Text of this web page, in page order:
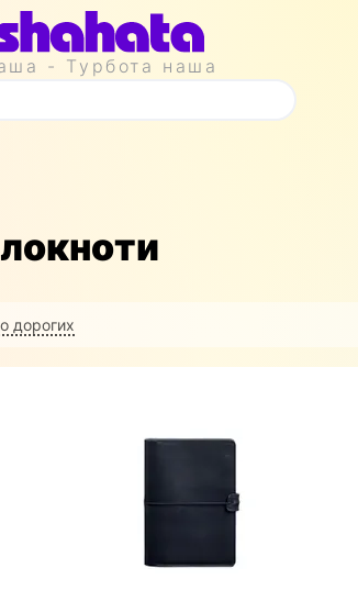
- Турбота наша
дорогих